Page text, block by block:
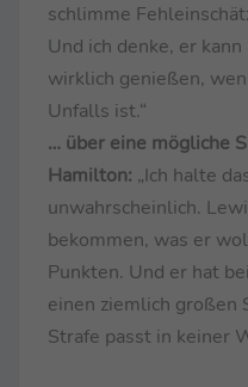
schlimme
Und ich denke, er
wirklich genießen,
Unfalls ist.“
… über eine mögliche
Hamilton: „Ich halte
unwahrscheinlich.
bekommen, was er
Punkten. Und er hat
einen ziemlich großen
Strafe passt in keiner